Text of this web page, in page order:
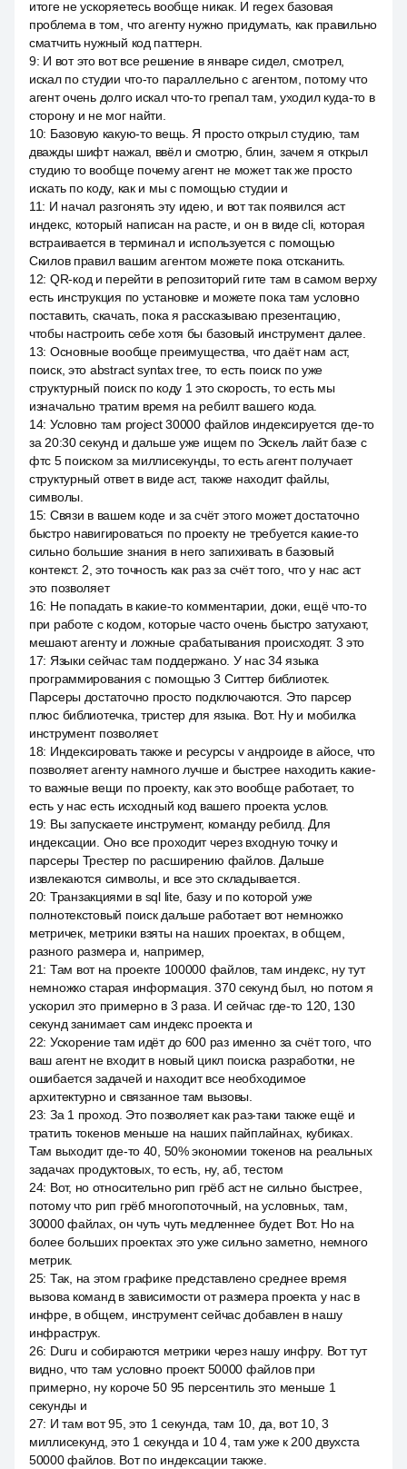
итоге не ускоряетесь вообще никак. И regex базовая
проблема в том, что агенту нужно придумать, как правильно
сматчить нужный код паттерн.
9: И вот это вот все решение в январе сидел, смотрел,
искал по студии что-то параллельно с агентом, потому что
агент очень долго искал что-то грепал там, уходил куда-то в
сторону и не мог найти.
10: Базовую какую-то вещь. Я просто открыл студию, там
дважды шифт нажал, ввёл и смотрю, блин, зачем я открыл
студию то вообще почему агент не может так же просто
искать по коду, как и мы с помощью студии и
11: И начал разгонять эту идею, и вот так появился аст
индекс, который написан на расте, и он в виде cli, которая
встраивается в терминал и используется с помощью
Скилов правил вашим агентом можете пока отсканить.
12: QR-код и перейти в репозиторий гите там в самом верху
есть инструкция по установке и можете пока там условно
поставить, скачать, пока я рассказываю презентацию,
чтобы настроить себе хотя бы базовый инструмент далее.
13: Основные вообще преимущества, что даёт нам аст,
поиск, это abstract syntax tree, то есть поиск по уже
структурный поиск по коду 1 это скорость, то есть мы
изначально тратим время на ребилт вашего кода.
14: Условно там project 30000 файлов индексируется где-то
за 20:30 секунд и дальше уже ищем по Эскель лайт базе с
фтс 5 поиском за миллисекунды, то есть агент получает
структурный ответ в виде аст, также находит файлы,
символы.
15: Связи в вашем коде и за счёт этого может достаточно
быстро навигироваться по проекту не требуется какие-то
сильно большие знания в него запихивать в базовый
контекст. 2, это точность как раз за счёт того, что у нас аст
это позволяет
16: Не попадать в какие-то комментарии, доки, ещё что-то
при работе с кодом, которые часто очень быстро затухают,
мешают агенту и ложные срабатывания происходят. 3 это
17: Языки сейчас там поддержано. У нас 34 языка
программирования с помощью 3 Ситтер библиотек.
Парсеры достаточно просто подключаются. Это парсер
плюс библиотечка, тристер для языка. Вот. Ну и мобилка
инструмент позволяет.
18: Индексировать также и ресурсы v андроиде в айосе, что
позволяет агенту намного лучше и быстрее находить какие-
то важные вещи по проекту, как это вообще работает, то
есть у нас есть исходный код вашего проекта услов.
19: Вы запускаете инструмент, команду ребилд. Для
индексации. Оно все проходит через входную точку и
парсеры Трестер по расширению файлов. Дальше
извлекаются символы, и все это складывается.
20: Транзакциями в sql lite, базу и по которой уже
полнотекстовый поиск дальше работает вот немножко
метричек, метрики взяты на наших проектах, в общем,
разного размера и, например,
21: Там вот на проекте 100000 файлов, там индекс, ну тут
немножко старая информация. 370 секунд был, но потом я
ускорил это примерно в 3 раза. И сейчас где-то 120, 130
секунд занимает сам индекс проекта и
22: Ускорение там идёт до 600 раз именно за счёт того, что
ваш агент не входит в новый цикл поиска разработки, не
ошибается задачей и находит все необходимое
архитектурно и связанное там вызовы.
23: За 1 проход. Это позволяет как раз-таки также ещё и
тратить токенов меньше на наших пайплайнах, кубиках.
Там выходит где-то 40, 50% экономии токенов на реальных
задачах продуктовых, то есть, ну, аб, тестом
24: Вот, но относительно рип грёб аст не сильно быстрее,
потому что рип грёб многопоточный, на условных, там,
30000 файлах, он чуть чуть медленнее будет. Вот. Но на
более больших проектах это уже сильно заметно, немного
метрик.
25: Так, на этом графике представлено среднее время
вызова команд в зависимости от размера проекта у нас в
инфре, в общем, инструмент сейчас добавлен в нашу
инфраструк.
26: Duru и собираются метрики через нашу инфру. Вот тут
видно, что там условно проект 50000 файлов при
примерно, ну короче 50 95 персентиль это меньше 1
секунды и
27: И там вот 95, это 1 секунда, там 10, да, вот 10, 3
миллисекунд, это 1 секунда и 10 4, там уже к 200 двухста
50000 файлов. Вот по индексации также.